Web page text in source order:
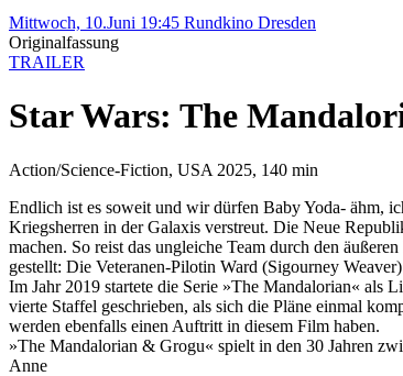
Mittwoch, 10.Juni 19:45 Rundkino Dresden
Originalfassung
TRAILER
Star Wars: The
Action/Science-Fiction, USA 2025, 140 min
Endlich ist es soweit und wir dürfen Baby Yoda- ähm,
Kriegsherren in der Galaxis verstreut. Die Neue
machen. So reist das ungleiche Team durch den
gestellt: Die Veteranen-Pilotin Ward (Sigourney
Im Jahr 2019 startete die Serie »The Mandalorian« als
vierte Staffel geschrieben, als sich die Pläne einmal
werden ebenfalls einen Auftritt in diesem Film haben.
»The Mandalorian & Grogu« spielt in den 30 Jahren
Anne